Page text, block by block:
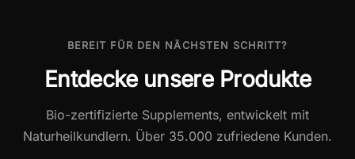
BEREIT FÜR DEN NÄCHSTEN SCHRITT?
Entdecke unsere Produkte
Bio-zertifizierte Supplements, entwickelt mit
Naturheilkundlern. Über 35.000 zufriedene Kunden.